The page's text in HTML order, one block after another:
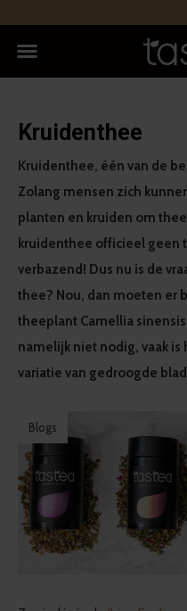
Kruidenthee
Kruidenthee, één van de
Zolang mensen zich
planten en kruiden om
kruidenthee officieel geen
verbazend! Dus nu is de
thee? Nou, dan moeten er
theeplant Camellia
namelijk niet nodig, vaak
variatie van gedroogde
Blogs